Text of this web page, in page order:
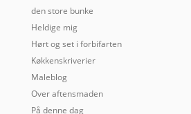
den store bunke
Heldige mig
Hørt og set i forbifarten
Køkkenskriverier
Maleblog
Over aftensmaden
På denne dag